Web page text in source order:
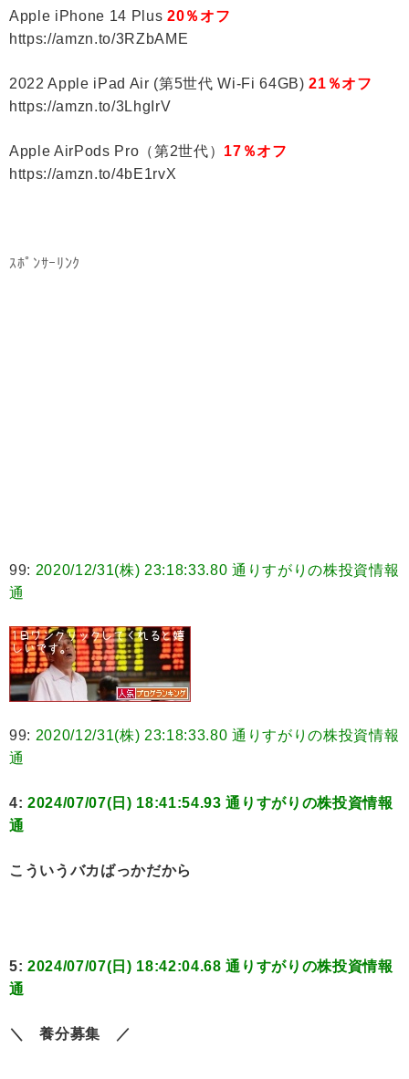
Apple iPhone 14 Plus 20％オフ
https://amzn.to/3RZbAME
2022 Apple iPad Air (第5世代 Wi-Fi 64GB) 21％オフ
https://amzn.to/3LhgIrV
Apple AirPods Pro（第2世代） 17％オフ
https://amzn.to/4bE1rvX
ｽﾎﾟﾝｻｰﾘﾝｸ
99: 2020/12/31(株) 23:18:33.80 通りすがりの株投資情報
通
99: 2020/12/31(株) 23:18:33.80 通りすがりの株投資情報
通
4: 2024/07/07(日) 18:41:54.93 通りすがりの株投資情報
通
こういうバカばっかだから
5: 2024/07/07(日) 18:42:04.68 通りすがりの株投資情報
通
＼ 養分募集 ／